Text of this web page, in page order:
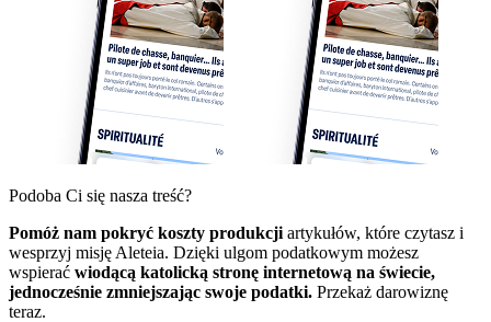
Podoba Ci się nasza treść?
Pomóż nam pokryć koszty produkcji artykułów, które czytasz i
wesprzyj misję Aleteia. Dzięki ulgom podatkowym możesz
wspierać wiodącą katolicką stronę internetową na świecie,
jednocześnie zmniejszając swoje podatki. Przekaż darowiznę
teraz.